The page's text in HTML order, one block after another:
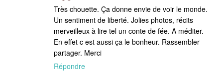
Très chouette. Ça donne envie de voir le monde.
Un sentiment de liberté. Jolies photos, récits
merveilleux à lire tel un conte de fée. A méditer.
En effet c est aussi ça le bonheur. Rassembler
partager. Merci
Répondre